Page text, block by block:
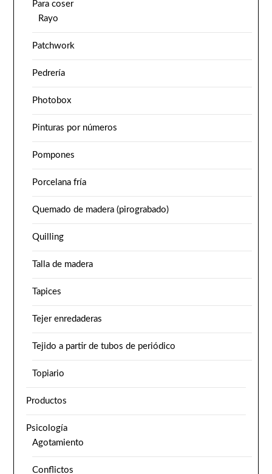
Para coser
Rayo
Patchwork
Pedrería
Photobox
Pinturas por números
Pompones
Porcelana fría
Quemado de madera (pirograbado)
Quilling
Talla de madera
Tapices
Tejer enredaderas
Tejido a partir de tubos de periódico
Topiario
Productos
Psicología
Agotamiento
Conflictos